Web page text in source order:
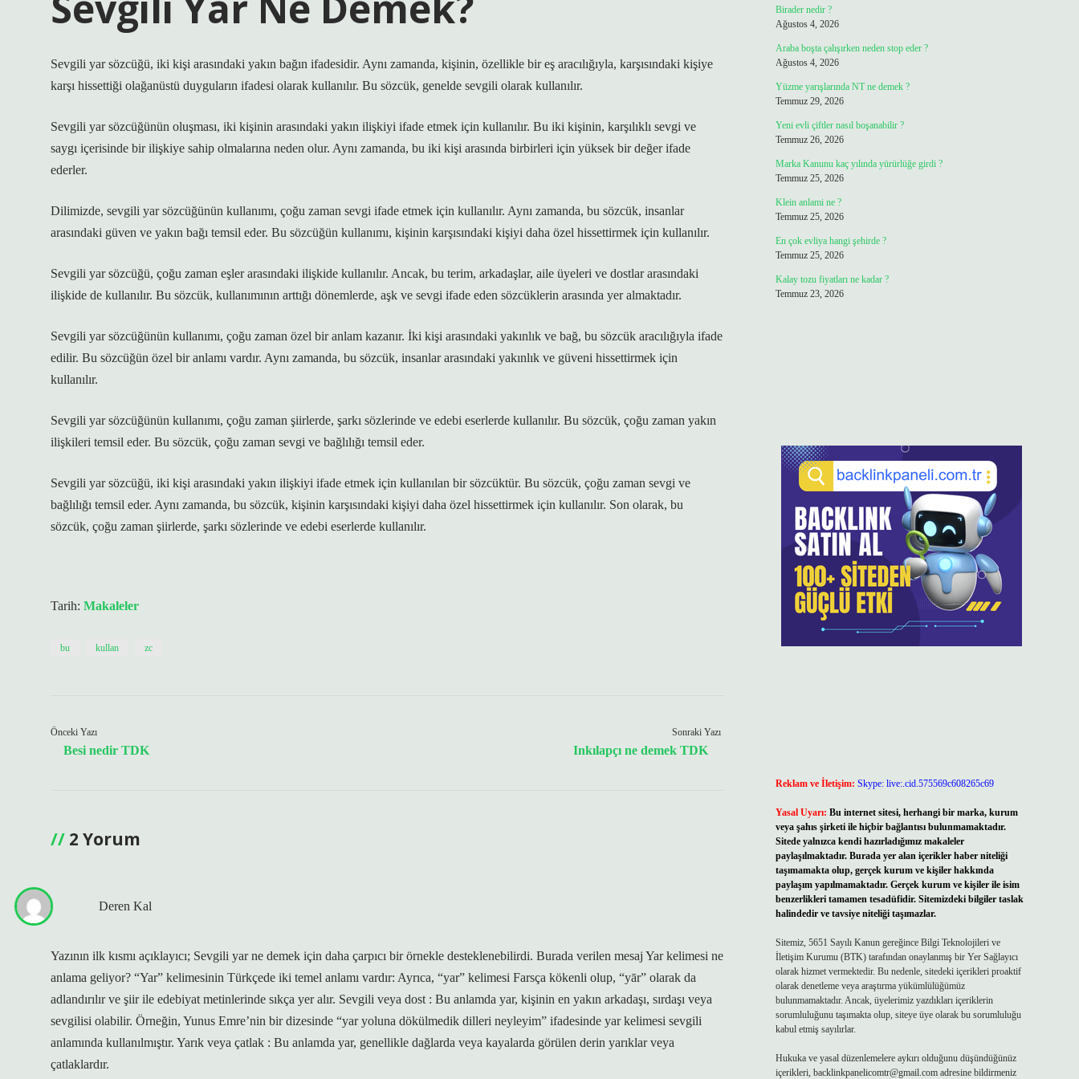
Sevgili yar sözcüğü, iki kişi arasındaki yakın bağın ifadesidir. Aynı zamanda, kişinin, özellikle bir eş aracılığıyla, karşısındaki kişiye
karşı hissettiği olağanüstü duyguların ifadesi olarak kullanılır. Bu sözcük, genelde sevgili olarak kullanılır.
Sevgili yar sözcüğünün oluşması, iki kişinin arasındaki yakın ilişkiyi ifade etmek için kullanılır. Bu iki kişinin, karşılıklı sevgi ve
saygı içerisinde bir ilişkiye sahip olmalarına neden olur. Aynı zamanda, bu iki kişi arasında birbirleri için yüksek bir değer ifade
ederler.
Dilimizde, sevgili yar sözcüğünün kullanımı, çoğu zaman sevgi ifade etmek için kullanılır. Aynı zamanda, bu sözcük, insanlar
arasındaki güven ve yakın bağı temsil eder. Bu sözcüğün kullanımı, kişinin karşısındaki kişiyi daha özel hissettirmek için kullanılır.
Sevgili yar sözcüğü, çoğu zaman eşler arasındaki ilişkide kullanılır. Ancak, bu terim, arkadaşlar, aile üyeleri ve dostlar arasındaki
ilişkide de kullanılır. Bu sözcük, kullanımının arttığı dönemlerde, aşk ve sevgi ifade eden sözcüklerin arasında yer almaktadır.
Sevgili yar sözcüğünün kullanımı, çoğu zaman özel bir anlam kazanır. İki kişi arasındaki yakınlık ve bağ, bu sözcük aracılığıyla ifade
edilir. Bu sözcüğün özel bir anlamı vardır. Aynı zamanda, bu sözcük, insanlar arasındaki yakınlık ve güveni hissettirmek için
kullanılır.
Sevgili yar sözcüğünün kullanımı, çoğu zaman şiirlerde, şarkı sözlerinde ve edebi eserlerde kullanılır. Bu sözcük, çoğu zaman yakın
ilişkileri temsil eder. Bu sözcük, çoğu zaman sevgi ve bağlılığı temsil eder.
Sevgili yar sözcüğü, iki kişi arasındaki yakın ilişkiyi ifade etmek için kullanılan bir sözcüktür. Bu sözcük, çoğu zaman sevgi ve
bağlılığı temsil eder. Aynı zamanda, bu sözcük, kişinin karşısındaki kişiyi daha özel hissettirmek için kullanılır. Son olarak, bu
sözcük, çoğu zaman şiirlerde, şarkı sözlerinde ve edebi eserlerde kullanılır.
Tarih: Makaleler
bu kullan zc
Önceki Yazı
Besi nedir TDK
Sonraki Yazı
Inkılapçı ne demek TDK
2 Yorum
Deren Kal
Yazının ilk kısmı açıklayıcı; Sevgili yar ne demek için daha çarpıcı bir örnekle desteklenebilirdi. Burada verilen mesaj Yar kelimesi ne
anlama geliyor? “Yar” kelimesinin Türkçede iki temel anlamı vardır: Ayrıca, “yar” kelimesi Farsça kökenli olup, “yār” olarak da
adlandırılır ve şiir ile edebiyat metinlerinde sıkça yer alır. Sevgili veya dost : Bu anlamda yar, kişinin en yakın arkadaşı, sırdaşı veya
sevgilisi olabilir. Örneğin, Yunus Emre’nin bir dizesinde “yar yoluna dökülmedik dilleri neyleyim” ifadesinde yar kelimesi sevgili
anlamında kullanılmıştır. Yarık veya çatlak : Bu anlamda yar, genellikle dağlarda veya kayalarda görülen derin yarıklar veya
çatlaklardır.
Birader nedir ?
Ağustos 4, 2026
Araba boşta çalışırken neden stop eder ?
Ağustos 4, 2026
Yüzme yarışlarında NT ne demek ?
Temmuz 29, 2026
Yeni evli çiftler nasıl boşanabilir ?
Temmuz 26, 2026
Marka Kanunu kaç yılında yürürlüğe girdi ?
Temmuz 25, 2026
Klein anlami ne ?
Temmuz 25, 2026
En çok evliya hangi şehirde ?
Temmuz 25, 2026
Kalay tozu fiyatları ne kadar ?
Temmuz 23, 2026
Reklam ve İletişim: Skype: live:.cid.575569c608265c69
Yasal Uyarı: Bu internet sitesi, herhangi bir marka, kurum
veya şahıs şirketi ile hiçbir bağlantısı bulunmamaktadır.
Sitede yalnızca kendi hazırladığımız makaleler
paylaşılmaktadır. Burada yer alan içerikler haber niteliği
taşımamakta olup, gerçek kurum ve kişiler hakkında
paylaşım yapılmamaktadır. Gerçek kurum ve kişiler ile isim
benzerlikleri tamamen tesadüfidir. Sitemizdeki bilgiler taslak
halindedir ve tavsiye niteliği taşımazlar.
Sitemiz, 5651 Sayılı Kanun gereğince Bilgi Teknolojileri ve
İletişim Kurumu (BTK) tarafından onaylanmış bir Yer Sağlayıcı
olarak hizmet vermektedir. Bu nedenle, sitedeki içerikleri proaktif
olarak denetleme veya araştırma yükümlülüğümüz
bulunmamaktadır. Ancak, üyelerimiz yazdıkları içeriklerin
sorumluluğunu taşımakta olup, siteye üye olarak bu sorumluluğu
kabul etmiş sayılırlar.
Hukuka ve yasal düzenlemelere aykırı olduğunu düşündüğünüz
içerikleri, backlinkpanelicomtr@gmail.comadresine bildirmeniz